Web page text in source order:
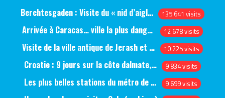
Berchtesgaden : Visite du « nid d’aigle » et des bunkers d’Hitler 135 641 visits
Arrivée à Caracas… ville la plus dangereuse du monde (jour 1) 12 678 visits
Visite de la ville antique de Jerash et du château d’Ajlun (jour 1) 10 225 visits
Croatie : 9 jours sur la côte dalmate, de Split à Dubrovnik, en passant par Hvar et Mjlet 9 834 visits
Les plus belles stations du métro de Saint-Pétersbourg 9 699 visits